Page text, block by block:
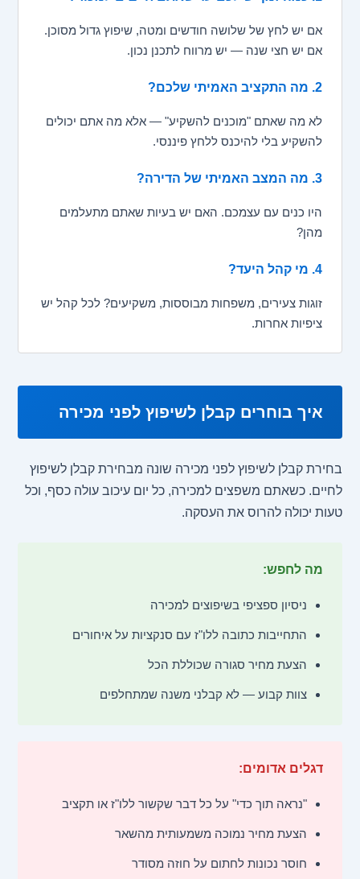
אם יש לחץ של שלושה חודשים ומטה, שיפוץ גדול מסוכן.
אם יש חצי שנה — יש מרווח לתכנן נכון.
2. מה התקציב האמיתי שלכם?
לא מה שאתם "מוכנים להשקיע" — אלא מה אתם יכולים
להשקיע בלי להיכנס ללחץ פיננסי.
3. מה המצב האמיתי של הדירה?
היו כנים עם עצמכם. האם יש בעיות שאתם מתעלמים
מהן?
4. מי קהל היעד?
זוגות צעירים, משפחות מבוססות, משקיעים? לכל קהל יש
ציפיות אחרות.
איך בוחרים קבלן לשיפוץ לפני מכירה
בחירת קבלן לשיפוץ לפני מכירה שונה מבחירת קבלן לשיפוץ
לחיים. כשאתם משפצים למכירה, כל יום עיכוב עולה כסף, וכל
טעות יכולה להרוס את העסקה.
מה לחפש:
ניסיון ספציפי בשיפוצים למכירה
התחייבות כתובה ללו"ז עם סנקציות על איחורים
הצעת מחיר סגורה שכוללת הכל
צוות קבוע — לא קבלני משנה שמתחלפים
דגלים אדומים:
"נראה תוך כדי" על כל דבר שקשור ללו"ז או תקציב
הצעת מחיר נמוכה משמעותית מהשאר
חוסר נכונות לחתום על חוזה מסודר